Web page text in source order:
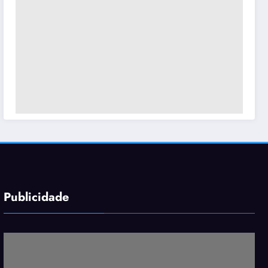
Publicidade